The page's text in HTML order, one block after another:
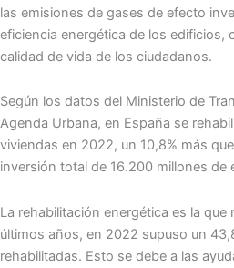
las emisiones de gases de efecto
eficiencia energética de los edificios,
calidad de vida de los ciudadanos.
Según los datos del Ministerio de
Agenda Urbana, en España se
viviendas en 2022, un 10,8% más
inversión total de 16.200 millones de
La rehabilitación energética es la que
últimos años, en 2022 supuso un
rehabilitadas. Esto se debe a las